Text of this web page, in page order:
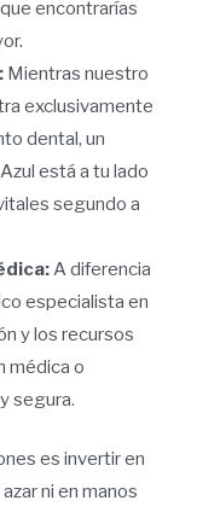
encontrarías
Mientras nuestro
exclusivamente
dental, un
está a tu lado
segundo a
A diferencia
especialista en
y los recursos
médica o
segura.
es invertir en
ni en manos